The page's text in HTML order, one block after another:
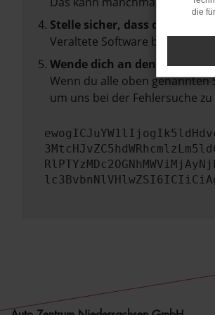
Stelle sicher, dass dein
Veraltete Software birgt nicht
Wende dich an den
Wenn du alle oben genannten
um uns bei der Fehlersuche
die